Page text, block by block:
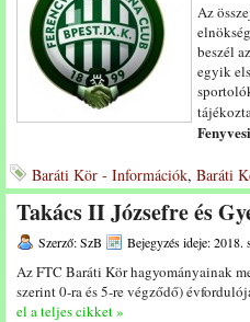
Az
beszél
egyik
Baráti Kör - Információk, Baráti
Takács II Józsefre és
Szerző: SzB Bejegyzés ideje: 2018.
Az FTC Baráti Kör hagyományainak
szerint 0-ra és 5-re végződő)
el a teljes cikket »